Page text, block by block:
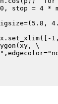
stop = 4 *
\